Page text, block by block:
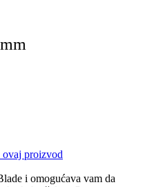
ovaj proizvod
i omogućava vam da